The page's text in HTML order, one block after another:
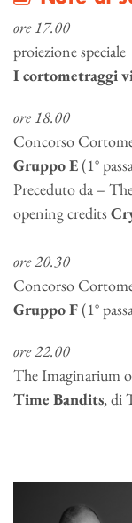
ore 17.00
proiezione speciale
I cortometraggi
ore 18.00
Concorso
Gruppo E(1°
Preceduto da –
opening credits
ore 20.30
Concorso
Gruppo F(1°
ore 22.00
The Imaginarium
Time Bandits, di